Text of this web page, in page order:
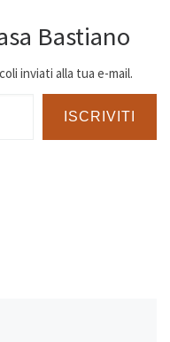
Bastiano
inviati alla tua e-mail.
ISCRIVITI